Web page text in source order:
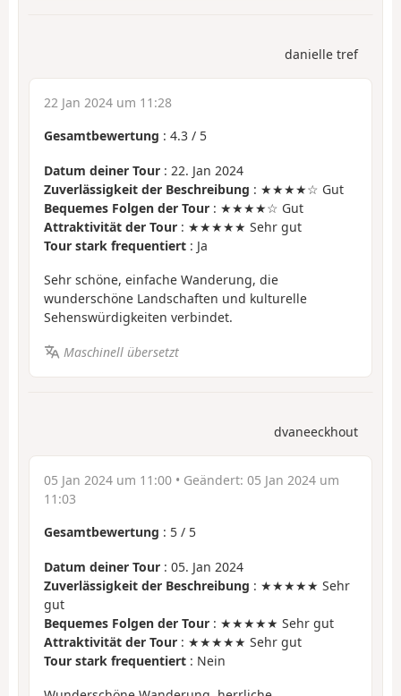
danielle tref
22 Jan 2024 um 11:28
Gesamtbewertung : 4.3 / 5
Datum deiner Tour : 22. Jan 2024
Zuverlässigkeit der Beschreibung : ★★★★☆ Gut
Bequemes Folgen der Tour : ★★★★☆ Gut
Attraktivität der Tour : ★★★★★ Sehr gut
Tour stark frequentiert : Ja
Sehr schöne, einfache Wanderung, die
wunderschöne Landschaften und kulturelle
Sehenswürdigkeiten verbindet.
Maschinell übersetzt
dvaneeckhout
05 Jan 2024 um 11:00 • Geändert: 05 Jan 2024 um
11:03
Gesamtbewertung : 5 / 5
Datum deiner Tour : 05. Jan 2024
Zuverlässigkeit der Beschreibung : ★★★★★ Sehr
gut
Bequemes Folgen der Tour : ★★★★★ Sehr gut
Attraktivität der Tour : ★★★★★ Sehr gut
Tour stark frequentiert : Nein